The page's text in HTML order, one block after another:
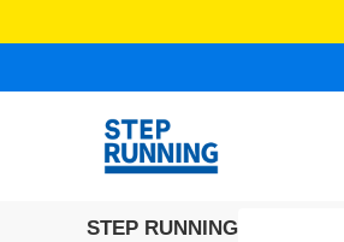
STEP RUNNING